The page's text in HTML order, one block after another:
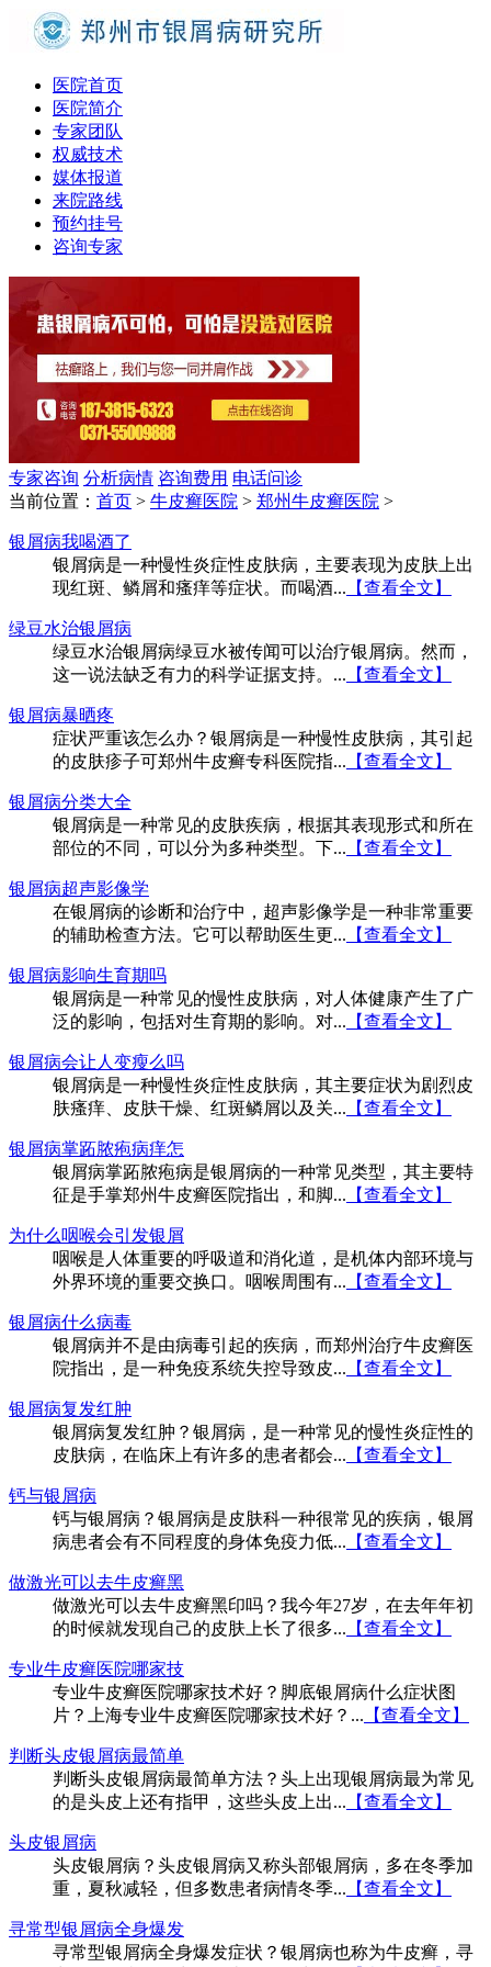
医院首页
医院简介
专家团队
权威技术
媒体报道
来院路线
预约挂号
咨询专家
专家咨询 分析病情 咨询费用 电话问诊
当前位置： 首页 > 牛皮癣医院 > 郑州牛皮癣医院 >
银屑病我喝酒了
银屑病是一种慢性炎症性皮肤病，主要表现为皮肤上出
现红斑、鳞屑和瘙痒等症状。而喝酒... 【查看全文】
绿豆水治银屑病
绿豆水治银屑病绿豆水被传闻可以治疗银屑病。然而，
这一说法缺乏有力的科学证据支持。... 【查看全文】
银屑病暴晒疼
症状严重该怎么办？银屑病是一种慢性皮肤病，其引起
的皮肤疹子可郑州牛皮癣专科医院指... 【查看全文】
银屑病分类大全
银屑病是一种常见的皮肤疾病，根据其表现形式和所在
部位的不同，可以分为多种类型。下... 【查看全文】
银屑病超声影像学
在银屑病的诊断和治疗中，超声影像学是一种非常重要
的辅助检查方法。它可以帮助医生更... 【查看全文】
银屑病影响生育期吗
银屑病是一种常见的慢性皮肤病，对人体健康产生了广
泛的影响，包括对生育期的影响。对... 【查看全文】
银屑病会让人变瘦么吗
银屑病是一种慢性炎症性皮肤病，其主要症状为剧烈皮
肤瘙痒、皮肤干燥、红斑鳞屑以及关... 【查看全文】
银屑病掌跖脓疱病痒怎
银屑病掌跖脓疱病是银屑病的一种常见类型，其主要特
征是手掌郑州牛皮癣医院指出，和脚... 【查看全文】
为什么咽喉会引发银屑
咽喉是人体重要的呼吸道和消化道，是机体内部环境与
外界环境的重要交换口。咽喉周围有... 【查看全文】
银屑病什么病毒
银屑病并不是由病毒引起的疾病，而郑州治疗牛皮癣医
院指出，是一种免疫系统失控导致皮... 【查看全文】
银屑病复发红肿
银屑病复发红肿？银屑病，是一种常见的慢性炎症性的
皮肤病，在临床上有许多的患者都会... 【查看全文】
钙与银屑病
钙与银屑病？银屑病是皮肤科一种很常见的疾病，银屑
病患者会有不同程度的身体免疫力低... 【查看全文】
做激光可以去牛皮癣黑
做激光可以去牛皮癣黑印吗？我今年27岁，在去年年初
的时候就发现自己的皮肤上长了很多... 【查看全文】
专业牛皮癣医院哪家技
专业牛皮癣医院哪家技术好？脚底银屑病什么症状图
片？上海专业牛皮癣医院哪家技术好？... 【查看全文】
判断头皮银屑病最简单
判断头皮银屑病最简单方法？头上出现银屑病最为常见
的是头皮上还有指甲，这些头皮上出... 【查看全文】
头皮银屑病
头皮银屑病？头皮银屑病又称头部银屑病，多在冬季加
重，夏秋减轻，但多数患者病情冬季... 【查看全文】
寻常型银屑病全身爆发
寻常型银屑病全身爆发症状？银屑病也称为牛皮癣，寻